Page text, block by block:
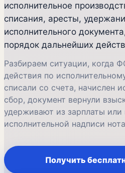
исполнительное
списания, аресты,
исполнительного
порядок дальнейших
Разбираем ситуации, когда
действия по
списали со счета, начислен
сбор, документ вернули
удерживают из зарплаты или
исполнительной надписи
Получить